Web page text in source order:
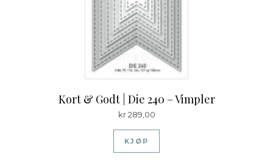
Kort & Godt | Die 240 – Vimpler
kr289,00
KJØP